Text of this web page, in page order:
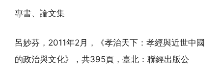
專書、論文集
呂妙芬，2011年2月，《孝治天下：孝經與近世中國
的政治與文化》，共395頁，臺北：聯經出版公